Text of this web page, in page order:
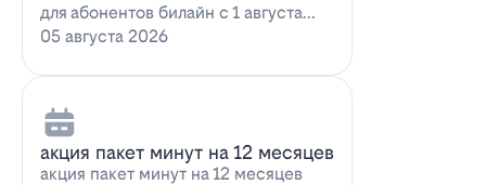
для абонентов билайн с 1 августа
2026 года использование
05 августа 2026
акция пакет минут на 12 месяцев
акция пакет минут на 12 месяцев